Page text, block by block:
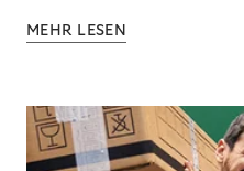
MEHR LESEN